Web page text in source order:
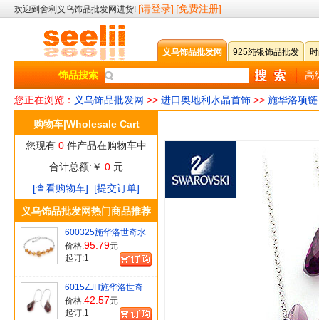
欢迎到舍利义乌饰品批发网进货! [请登录] [免费注册]
义乌饰品批发网 925纯银饰品批发
饰品搜索 高
您正在浏览： 义乌饰品批发网 >> 进口奥地利水晶首饰 >> 施华洛项链
购物车|Wholesale Cart
您现有 0 件产品在购物车中
合计总额:￥ 0 元
[查看购物车]
[提交订单]
义乌饰品批发网热门商品推荐
600325施华洛世奇水
晶手链
价格:95.79元
起订:1
6015ZJH施华洛世奇
茄子水晶耳环
价格:42.57元
起订:1